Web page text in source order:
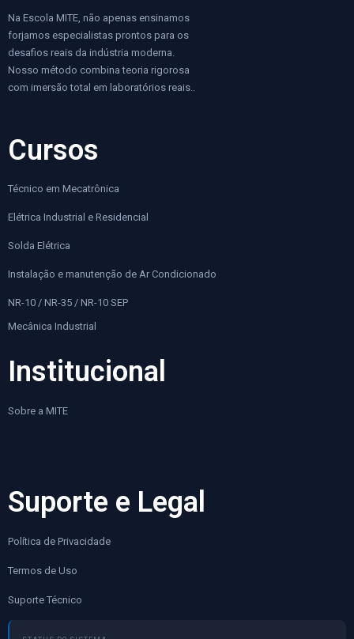
Na Escola MITE, não apenas ensinamos
forjamos especialistas prontos para os
desafios reais da indústria moderna.
Nosso método combina teoria rigorosa
com imersão total em laboratórios reais..
Cursos
Técnico em Mecatrônica
Elétrica Industrial e Residencial
Solda Elétrica
Instalação e manutenção de Ar Condicionado
NR-10 / NR-35 / NR-10 SEP
Mecânica Industrial
Institucional
Sobre a MITE
Suporte e Legal
Política de Privacidade
Termos de Uso
Suporte Técnico